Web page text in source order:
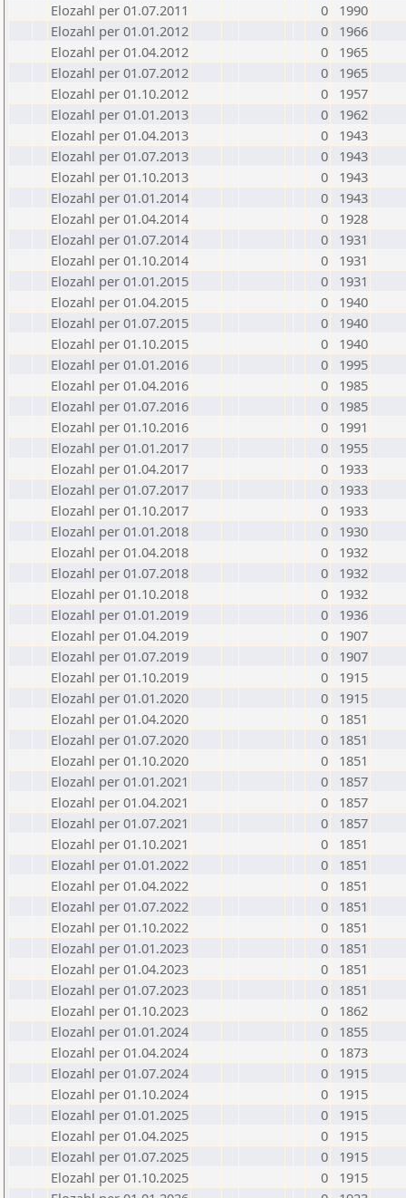
Elozahl per 01.07.2011
0
1990
Elozahl per 01.01.2012
0
1966
Elozahl per 01.04.2012
0
1965
Elozahl per 01.07.2012
0
1965
Elozahl per 01.10.2012
0
1957
Elozahl per 01.01.2013
0
1962
Elozahl per 01.04.2013
0
1943
Elozahl per 01.07.2013
0
1943
Elozahl per 01.10.2013
0
1943
Elozahl per 01.01.2014
0
1943
Elozahl per 01.04.2014
0
1928
Elozahl per 01.07.2014
0
1931
Elozahl per 01.10.2014
0
1931
Elozahl per 01.01.2015
0
1931
Elozahl per 01.04.2015
0
1940
Elozahl per 01.07.2015
0
1940
Elozahl per 01.10.2015
0
1940
Elozahl per 01.01.2016
0
1995
Elozahl per 01.04.2016
0
1985
Elozahl per 01.07.2016
0
1985
Elozahl per 01.10.2016
0
1991
Elozahl per 01.01.2017
0
1955
Elozahl per 01.04.2017
0
1933
Elozahl per 01.07.2017
0
1933
Elozahl per 01.10.2017
0
1933
Elozahl per 01.01.2018
0
1930
Elozahl per 01.04.2018
0
1932
Elozahl per 01.07.2018
0
1932
Elozahl per 01.10.2018
0
1932
Elozahl per 01.01.2019
0
1936
Elozahl per 01.04.2019
0
1907
Elozahl per 01.07.2019
0
1907
Elozahl per 01.10.2019
0
1915
Elozahl per 01.01.2020
0
1915
Elozahl per 01.04.2020
0
1851
Elozahl per 01.07.2020
0
1851
Elozahl per 01.10.2020
0
1851
Elozahl per 01.01.2021
0
1857
Elozahl per 01.04.2021
0
1857
Elozahl per 01.07.2021
0
1857
Elozahl per 01.10.2021
0
1851
Elozahl per 01.01.2022
0
1851
Elozahl per 01.04.2022
0
1851
Elozahl per 01.07.2022
0
1851
Elozahl per 01.10.2022
0
1851
Elozahl per 01.01.2023
0
1851
Elozahl per 01.04.2023
0
1851
Elozahl per 01.07.2023
0
1851
Elozahl per 01.10.2023
0
1862
Elozahl per 01.01.2024
0
1855
Elozahl per 01.04.2024
0
1873
Elozahl per 01.07.2024
0
1915
Elozahl per 01.10.2024
0
1915
Elozahl per 01.01.2025
0
1915
Elozahl per 01.04.2025
0
1915
Elozahl per 01.07.2025
0
1915
Elozahl per 01.10.2025
0
1915